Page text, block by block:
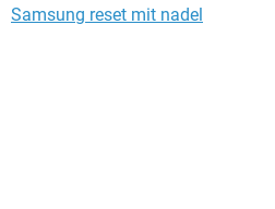
Samsung reset mit nadel